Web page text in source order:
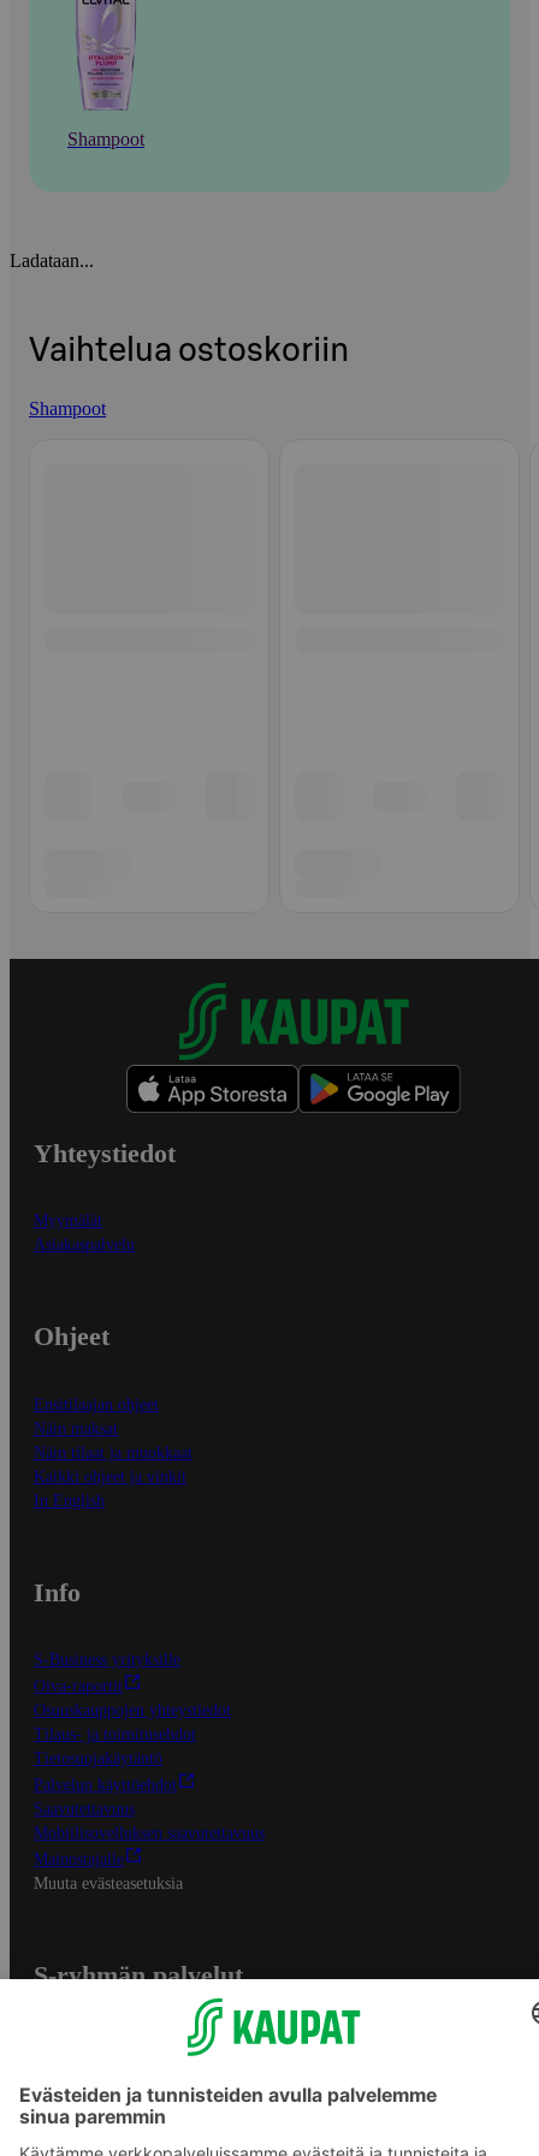
Shampoot
Ladataan...
Vaihtelua ostoskoriin
Shampoot
Yhteystiedot
Myymälät
Asiakaspalvelu
Ohjeet
Ensitilaajan ohjeet
Näin maksat
Näin tilaat ja muokkaat
Kaikki ohjeet ja vinkit
In English
Info
S-Business yrityksille
Oiva-raportit
Osuuskauppojen yhteystiedot
Tilaus- ja toimitusehdot
Tietosuojakäytäntö
Palvelun käyttöehdot
Saavutettavuus
Mobiilisovelluksen saavutettavuus
Mainostajalle
Muuta evästeasetuksia
S-ryhmän palvelut
Yhteishyvä Ruoka -sovellus
S-ostoslista -sovellus
Prisma.fi